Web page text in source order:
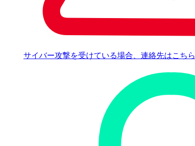
サイバー攻撃を受けている場合、連絡先はこちら